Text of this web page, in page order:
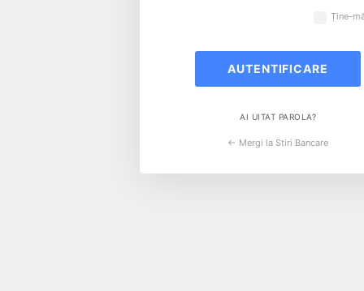
Ține-
AI UITAT PAROLA?
← Mergi la Stiri Bancare